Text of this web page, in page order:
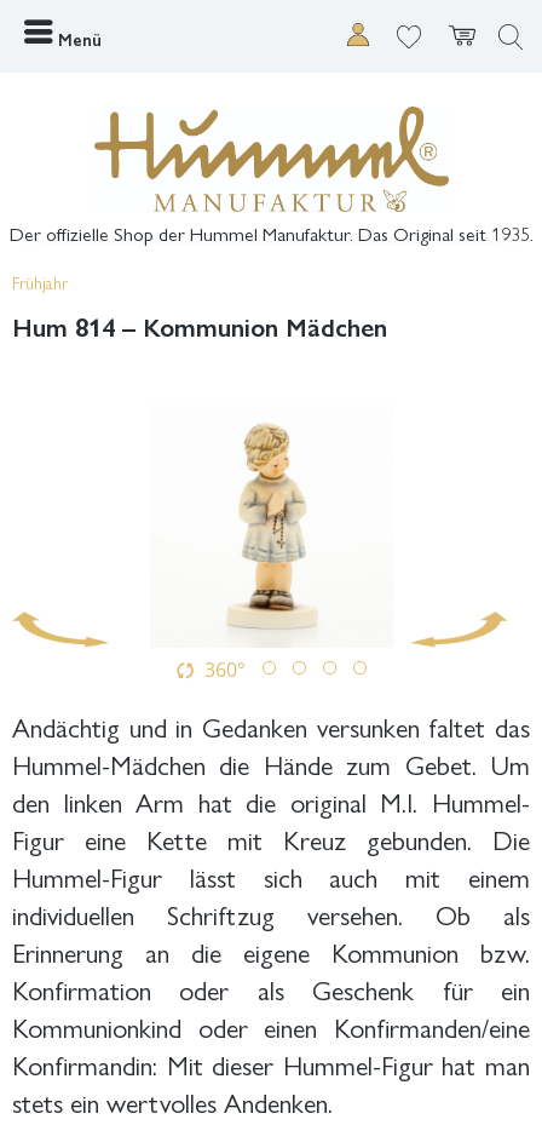
Menü
Der offizielle Shop der Hummel Manufaktur. Das Original seit 1935.
Frühjahr
Hum 814 – Kommunion Mädchen
360°
Andächtig und in Gedanken versunken faltet das
Hummel-Mädchen die Hände zum Gebet. Um
den linken Arm hat die original M.I. Hummel-
Figur eine Kette mit Kreuz gebunden. Die
Hummel-Figur lässt sich auch mit einem
individuellen Schriftzug versehen. Ob als
Erinnerung an die eigene Kommunion bzw.
Konfirmation oder als Geschenk für ein
Kommunionkind oder einen Konfirmanden/eine
Konfirmandin: Mit dieser Hummel-Figur hat man
stets ein wertvolles Andenken.